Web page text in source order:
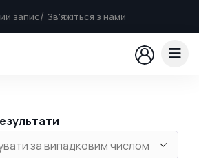
запис Зв'яжіться з нами